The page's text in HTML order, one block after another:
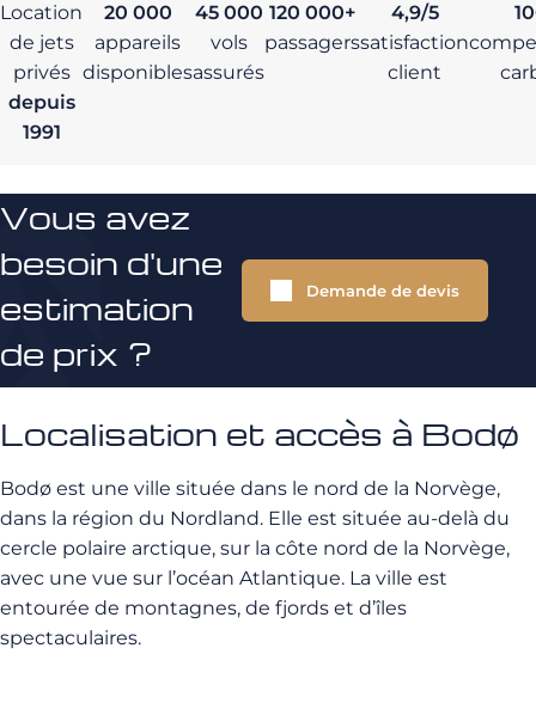
Location
de jets
privés
depuis
1991
20 000
appareils
disponibles
45 000
vols
assurés
120 000+
passagers
4,9/5
satisfaction
client
Vous avez
besoin d'une
estimation
de prix ?
Demande de devis
Localisation et accès à Bodø
Bodø est une ville située dans le nord de la Norvège,
dans la région du Nordland. Elle est située au-delà du
cercle polaire arctique, sur la côte nord de la Norvège,
avec une vue sur l’océan Atlantique. La ville est
entourée de montagnes, de fjords et d’îles
spectaculaires.